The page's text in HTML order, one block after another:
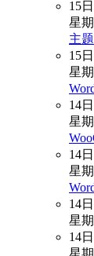
15日
星
主
15日
星
14日
星
14日
星
14日
星
14日